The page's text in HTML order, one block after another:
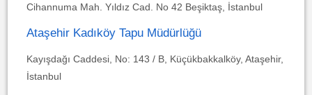
Cihannuma Mah. Yıldız Cad. No 42 Beşiktaş, İstanbul
Ataşehir Kadıköy Tapu Müdürlüğü
Kayışdağı Caddesi, No: 143 / B, Küçükbakkalköy, Ataşehir,
İstanbul